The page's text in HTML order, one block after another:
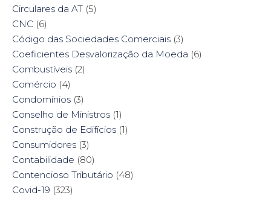
Circulares da AT (5)
CNC (6)
Código das Sociedades Comerciais (3)
Coeficientes Desvalorização da Moeda (6)
Combustíveis (2)
Comércio (4)
Condomínios (3)
Conselho de Ministros (1)
Construção de Edifícios (1)
Consumidores (3)
Contabilidade (80)
Contencioso Tributário (48)
Covid-19 (323)